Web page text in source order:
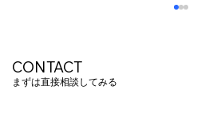
CONTACT
まずは直接相談してみる